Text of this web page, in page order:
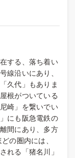
する、落ち着い
線沿いにあり、
久代」もありま
根がついている
崎」を繋いでい
にも阪急電鉄の
間にあり、多方
の圏内には、
れる「猪名川」